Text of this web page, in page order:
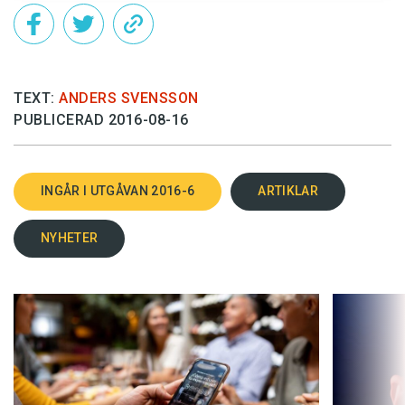
TEXT: ANDERS SVENSSON
PUBLICERAD 2016-08-16
INGÅR I UTGÅVAN 2016-6 ARTIKLAR
NYHETER